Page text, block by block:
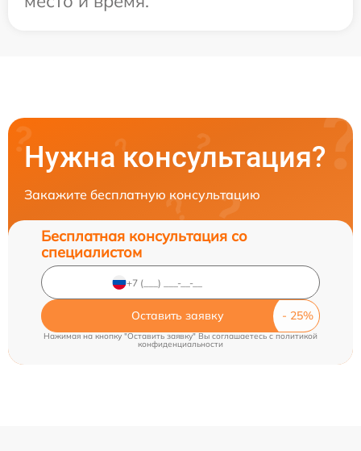
Нужна консультация?
Закажите бесплатную консультацию
Бесплатная консультация со
специалистом
Оставить заявку
Нажимая на кнопку "Оставить заявку" Вы соглашаетесь cполитикой
конфиденциальности